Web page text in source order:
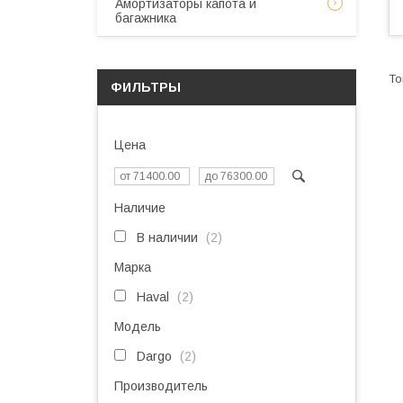
Амортизаторы капота и
багажника
ФИЛЬТРЫ
Цена
Наличие
В наличии 2
Марка
Haval 2
Модель
Dargo 2
Производитель